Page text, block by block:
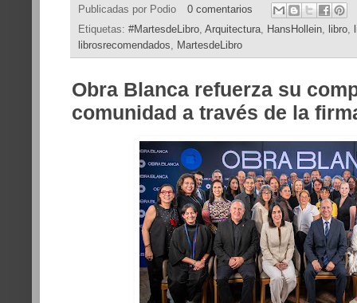
Publicadas por Podio
0 comentarios
Etiquetas: #MartesdeLibro, Arquitectura, HansHollein, libro,
librosrecomendados, MartesdeLibro
Obra Blanca refuerza su
comunidad a través de la